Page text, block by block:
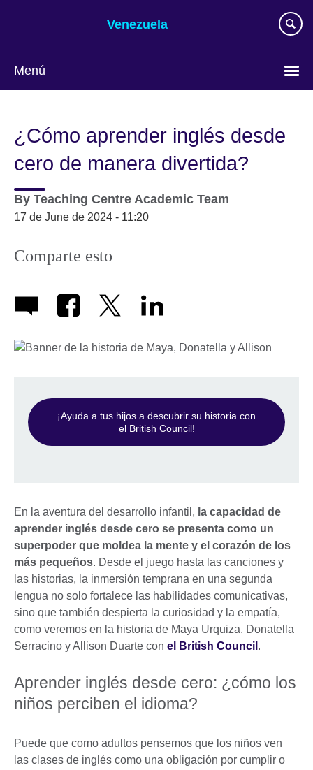
Venezuela
Menú
idioma
¿Cómo aprender inglés desde
cero de manera divertida?
By Teaching Centre Academic Team
17 de June de 2024 - 11:20
Comparte esto
¡Ayuda a tus hijos a descubrir su historia con
el British Council!
En la aventura del desarrollo infantil, la capacidad de
aprender inglés desde cero se presenta como un
superpoder que moldea la mente y el corazón de los
más pequeños. Desde el juego hasta las canciones y
las historias, la inmersión temprana en una segunda
lengua no solo fortalece las habilidades comunicativas,
sino que también despierta la curiosidad y la empatía,
como veremos en la historia de Maya Urquiza, Donatella
Serracino y Allison Duarte con el British Council .
Aprender inglés desde cero: ¿cómo los
niños perciben el idioma?
Puede que como adultos pensemos que los niños ven
las clases de inglés como una obligación por cumplir o